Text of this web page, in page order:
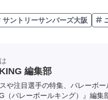
サントリーサンバーズ大阪
編集部
や注目選手の特集、バレーボ
（バレーボールキング）』編集